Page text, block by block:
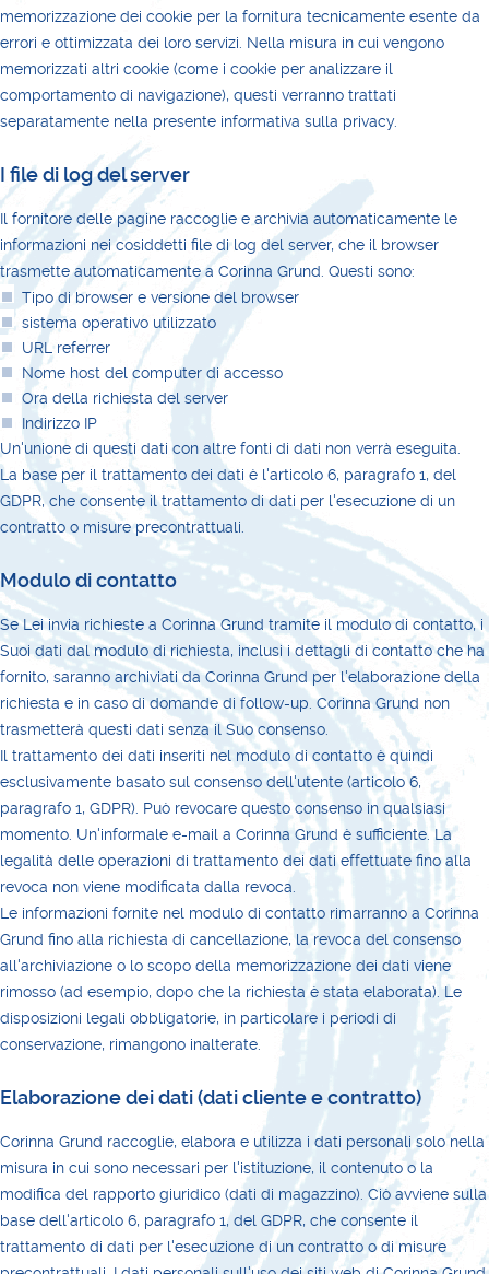
memorizzazione dei cookie per la fornitura tecnicamente esente da
errori e ottimizzata dei loro servizi. Nella misura in cui vengono
memorizzati altri cookie (come i cookie per analizzare il
comportamento di navigazione), questi verranno trattati
separatamente nella presente informativa sulla privacy.
I file di log del server
Il fornitore delle pagine raccoglie e archivia automaticamente le
informazioni nei cosiddetti file di log del server, che il browser
trasmette automaticamente a Corinna Grund. Questi sono:
Tipo di browser e versione del browser
sistema operativo utilizzato
URL referrer
Nome host del computer di accesso
Ora della richiesta del server
Indirizzo IP
Un'unione di questi dati con altre fonti di dati non verrà eseguita.
La base per il trattamento dei dati è l'articolo 6, paragrafo 1, del
GDPR, che consente il trattamento di dati per l'esecuzione di un
contratto o misure precontrattuali.
Modulo di contatto
Se Lei invia richieste a Corinna Grund tramite il modulo di contatto, i
Suoi dati dal modulo di richiesta, inclusi i dettagli di contatto che ha
fornito, saranno archiviati da Corinna Grund per l'elaborazione della
richiesta e in caso di domande di follow-up. Corinna Grund non
trasmetterà questi dati senza il Suo consenso.
Il trattamento dei dati inseriti nel modulo di contatto è quindi
esclusivamente basato sul consenso dell'utente (articolo 6,
paragrafo 1, GDPR). Può revocare questo consenso in qualsiasi
momento. Un'informale e-mail a Corinna Grund è sufficiente. La
legalità delle operazioni di trattamento dei dati effettuate fino alla
revoca non viene modificata dalla revoca.
Le informazioni fornite nel modulo di contatto rimarranno a Corinna
Grund fino alla richiesta di cancellazione, la revoca del consenso
all'archiviazione o lo scopo della memorizzazione dei dati viene
rimosso (ad esempio, dopo che la richiesta è stata elaborata). Le
disposizioni legali obbligatorie, in particolare i periodi di
conservazione, rimangono inalterate.
Elaborazione dei dati (dati cliente e contratto)
Corinna Grund raccoglie, elabora e utilizza i dati personali solo nella
misura in cui sono necessari per l'istituzione, il contenuto o la
modifica del rapporto giuridico (dati di magazzino). Ciò avviene sulla
base dell'articolo 6, paragrafo 1, del GDPR, che consente il
trattamento di dati per l'esecuzione di un contratto o di misure